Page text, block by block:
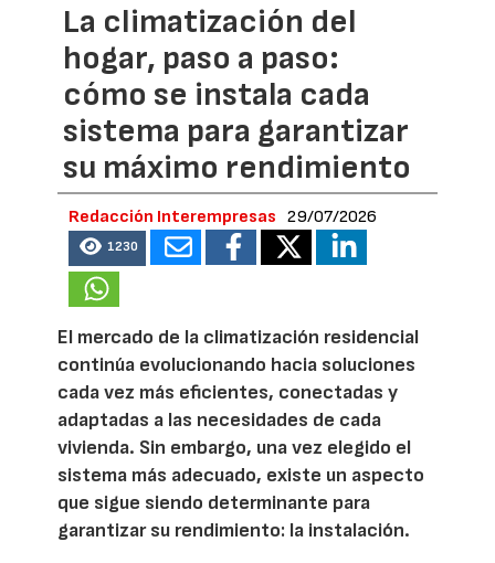
La climatización del
hogar, paso a paso:
cómo se instala cada
sistema para garantizar
su máximo rendimiento
Redacción Interempresas 29/07/2026
1230
El mercado de la climatización residencial
continúa evolucionando hacia soluciones
cada vez más eficientes, conectadas y
adaptadas a las necesidades de cada
vivienda. Sin embargo, una vez elegido el
sistema más adecuado, existe un aspecto
que sigue siendo determinante para
garantizar su rendimiento: la instalación.